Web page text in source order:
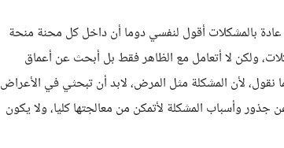
بالمشكلات أقول لنفسي دوما أن داخل كل محنة منحة
ولكن لا أتعامل مع الظاهر فقط بل أبحث عن أعماق
لأن المشكلة مثل المرض، لابد أن تبحثي في الأعراض
وأسباب المشكلة لأتمكن من معالجتها كليا، ولا يكون